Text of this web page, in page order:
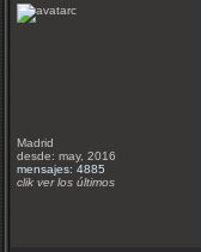
Madrid
desde: may, 2016
mensajes: 4885
clik ver los últimos